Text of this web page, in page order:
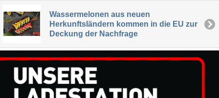
Wassermelonen aus neuen
Herkunftsländern kommen in die EU zur
Deckung der Nachfrage